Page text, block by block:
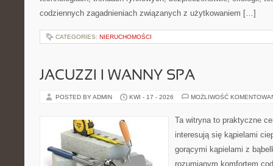
codziennych zagadnieniach związanych z użytkowaniem […]
CATEGORIES: NIERUCHOMOŚCI
JACUZZI I WANNY SPA
POSTED BY ADMIN KWI - 17 - 2026 MOŻLIWOŚĆ
Ta witryna to praktyczne
interesują się kąpielami
gorącymi kąpielami z
rozumianym komfortem